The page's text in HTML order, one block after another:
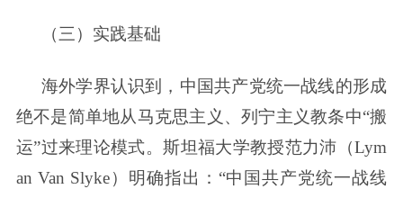
（三）实践基础
海外学界认识到，中国共产党统一战线的形成
绝不是简单地从马克思主义、列宁主义教条中“搬
运”过来理论模式。斯坦福大学教授范力沛（Lym
an Van Slyke）明确指出：“中国共产党统一战线